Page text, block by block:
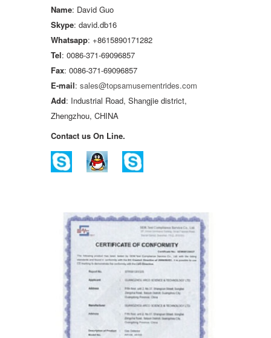
Name: David Guo
Skype: david.db16
Whatsapp: +8615890171282
Tel: 0086-371-69096857
Fax: 0086-371-69096857
E-mail: sales@topsamusementrides.com
Add: Industrial Road, Shangjie district,
Zhengzhou, CHINA
Contact us On Line.